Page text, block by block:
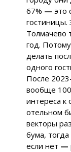
67% — это
гостиницы.
Толмачево
год.
делать
одного
После
вообще
интереса к
отельном
векторы
бума,
если нет —